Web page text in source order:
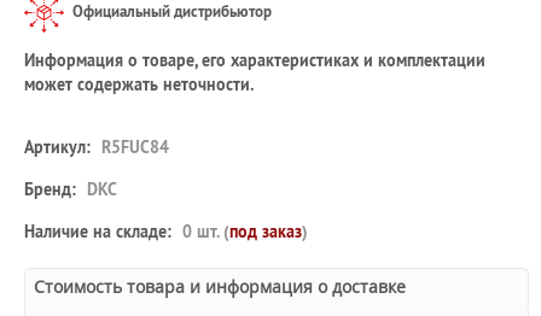
Официальный дистрибьютор
Информация о товаре, его характеристиках и комплектации
может содержать неточности.
Артикул: R5FUC84
Бренд: DKC
Наличие на складе: 0 шт. (под заказ)
Стоимость товара и информация о доставке